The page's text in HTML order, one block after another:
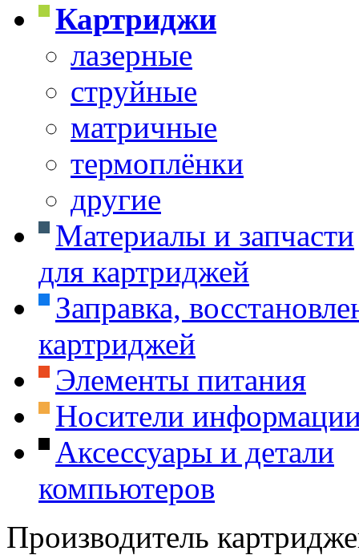
Картриджи
лазерные
струйные
матричные
термоплёнки
другие
Материалы и запчасти
для картриджей
Заправка,
картриджей
Элементы питания
Носители
Аксессуары и детали
компьютеров
Производитель